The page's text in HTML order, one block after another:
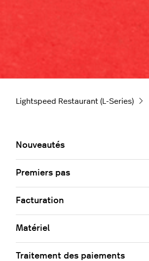
Lightspeed Restaurant (L-Series)
Nouveautés
Premiers pas
Facturation
Matériel
Traitement des paiements